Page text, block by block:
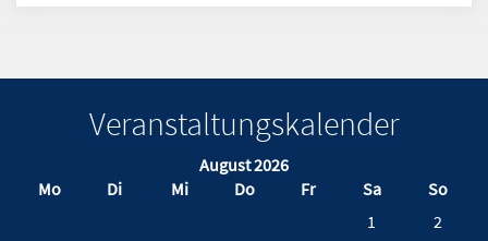
Veranstaltungskalender
August 2026
Mo
Di Mi Do Fr Sa
So
1
2